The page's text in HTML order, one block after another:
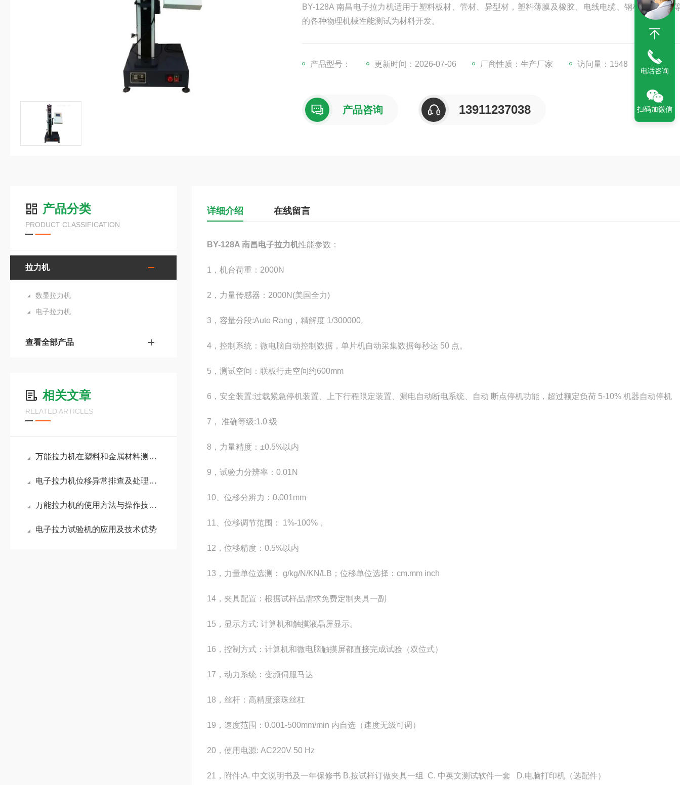
BY-128A 南昌电子拉力机适用于塑料板材、管材、异型材，塑料薄膜及橡胶、电线电缆、钢材、玻纤维
的各种物理机械性能测试为材料开发。
产品型号： 更新时间：2026-07-06 厂商性质：生产厂家 访问量：1548
产品咨询 13911237038
产品分类
PRODUCT CLASSIFICATION
拉力机
数显拉力机
电子拉力机
查看全部产品
相关文章
RELATED ARTICLES
万能拉力机在塑料和金属材料测试中的重要应用
电子拉力机位移异常排查及处理办法
万能拉力机的使用方法与操作技巧全面指南
电子拉力试验机的应用及技术优势
详细介绍 在线留言
BY-128A 南昌电子拉力机性能参数：
1，机台荷重：2000N
2，力量传感器：2000N(美国全力)
3，容量分段:Auto Rang，精解度 1/300000。
4，控制系统：微电脑自动控制数据，单片机自动采集数据每秒达 50 点。
5，测试空间：联板行走空间约600mm
6，安全装置:过载紧急停机装置、上下行程限定装置、漏电自动断电系统、自动 断点停机功能，超过额定负荷 5-10% 机器自动停机
7， 准确等级:1.0 级
8，力量精度：±0.5%以内
9，试验力分辨率：0.01N
10、位移分辨力：0.001mm
11、位移调节范围： 1%-100%，
12，位移精度：0.5%以内
13，力量单位选测： g/kg/N/KN/LB；位移单位选择：cm.mm inch
14，夹具配置：根据试样品需求免费定制夹具一副
15，显示方式: 计算机和触摸液晶屏显示。
16，控制方式：计算机和微电脑触摸屏都直接完成试验（双位式）
17，动力系统：变频伺服马达
18，丝杆：高精度滚珠丝杠
19，速度范围：0.001-500mm/min 内自选（速度无级可调）
20，使用电源: AC220V 50 Hz
21，附件:A. 中文说明书及一年保修书 B.按试样订做夹具一组 C. 中英文测试软件一套 D.电脑打印机（选配件）
电话咨询
扫码加微信